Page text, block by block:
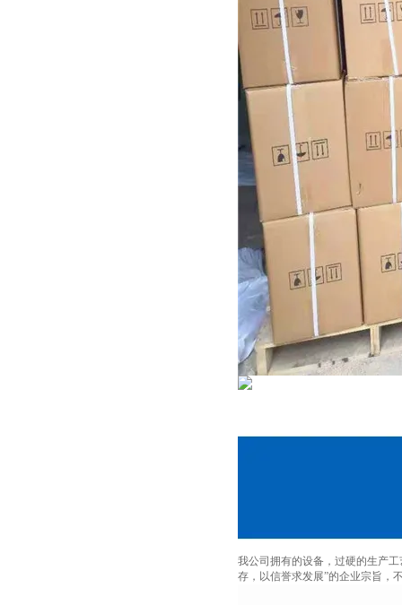
我公司拥有的设备，过硬的生产
存，以信誉求发展”的企业宗旨，